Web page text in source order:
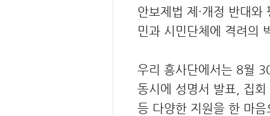
안보제법 제·개정 반대
민과 시민단체에 격려의
우리 흥사단에서는 8월
동시에 성명서 발표, 집
등 다양한 지원을 한 마